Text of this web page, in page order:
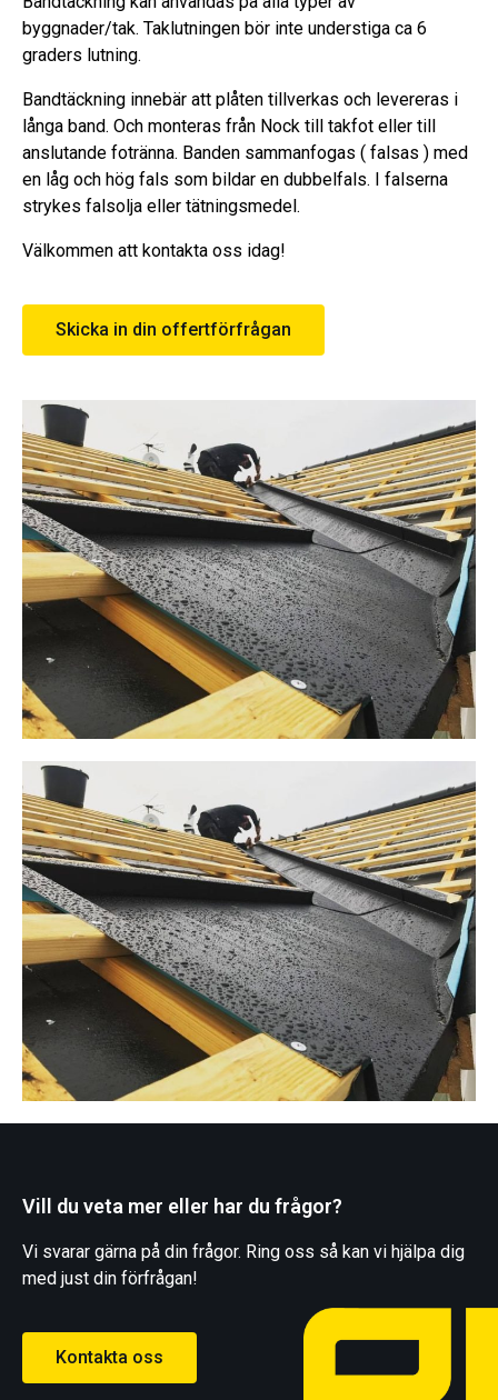
byggnader/tak. Taklutningen bör inte understiga ca 6
graders lutning.
Bandtäckning innebär att plåten tillverkas och levereras i
långa band. Och monteras från Nock till takfot eller till
anslutande fotränna. Banden sammanfogas ( falsas ) med
en låg och hög fals som bildar en dubbelfals. I falserna
strykes falsolja eller tätningsmedel.
Välkommen att kontakta oss idag!
Skicka in din offertförfrågan
Vill du veta mer eller har du frågor?
Vi svarar gärna på din frågor. Ring oss så kan vi hjälpa dig
med just din förfrågan!
Kontakta oss